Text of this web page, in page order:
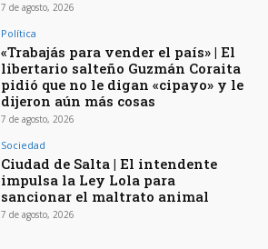
7 de agosto, 2026
Política
«Trabajás para vender el país» | El
libertario salteño Guzmán Coraita
pidió que no le digan «cipayo» y le
dijeron aún más cosas
7 de agosto, 2026
Sociedad
Ciudad de Salta | El intendente
impulsa la Ley Lola para
sancionar el maltrato animal
7 de agosto, 2026